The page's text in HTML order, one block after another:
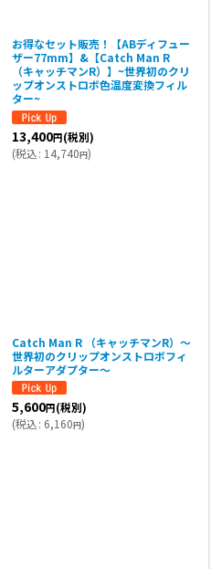
お得なセット販売！【ABディフュー
ザー77mm】&【Catch Man R
（キャッチマンR）】~世界初のクリ
ップオンストロボ色温度変換フィル
ター~
13,400円(税別)
(税込: 14,740円)
Catch Man R （キャッチマンR）〜
世界初のクリップオンストロボフィ
ルターアダプター〜
5,600円(税別)
(税込: 6,160円)